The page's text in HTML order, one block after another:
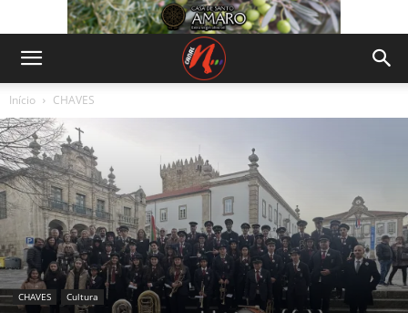
Início CHAVES
CHAVES Cultura